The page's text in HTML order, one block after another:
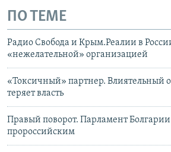
ПО ТЕМЕ
Радио Свобода и Крым.Реалии в
«нежелательной» организацией
«Токсичный» партнер. Влиятельный
теряет власть
Правый поворот. Парламент Болгарии
пророссийским